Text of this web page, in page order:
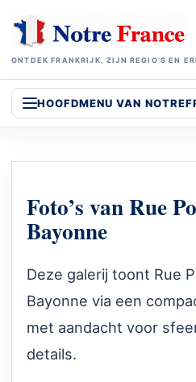
ONTDEK FRANKRIJK, ZIJN REGIO’S EN
HOOFDMENU VAN
Foto’s van Rue
Bayonne
Deze galerij toont Rue
Bayonne via een
met aandacht voor
details.